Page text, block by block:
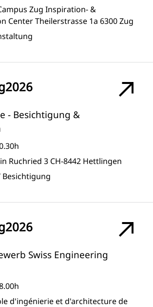
Zug Inspiration- &
Center Theilerstrasse 1a 6300 Zug
2026
- Besichtigung &
Ruchried 3 CH-8442 Hettlingen
2026
Swiss Engineering
d'ingénierie et d'architecture de